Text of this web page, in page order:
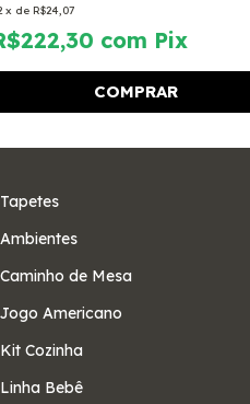
x de R$24,07
com Pix
Tapetes
Ambientes
Caminho de Mesa
Jogo Americano
Kit Cozinha
Linha Bebê